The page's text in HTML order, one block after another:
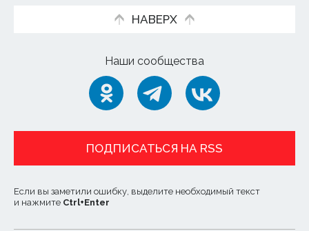
НАВЕРХ
Наши сообщества
ПОДПИСАТЬСЯ НА RSS
Если вы заметили ошибку, выделите необходимый текст
и нажмите Ctrl+Enter